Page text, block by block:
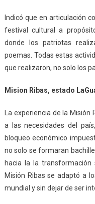
Indicó que en articulación
festival cultural a
donde los patriotas
poemas. Todas estas
que realizaron, no solo los
Mision Ribas, estado
La experiencia de la Misión
a las necesidades del
bloqueo económico
no solo se formaran
hacia la la
Misión Ribas se adaptó a
mundial y sin dejar de ser